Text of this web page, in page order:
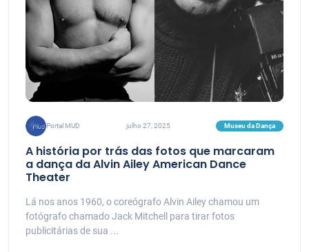
Portal MUD julho 27, 2025 Museu da Dança
A história por trás das fotos que marcaram
a dança da Alvin Ailey American Dance
Theater
Lá nos anos 1960, o coreógrafo Alvin Ailey chamou um
fotógrafo chamado Jack Mitchell para tirar fotos
publicitárias de sua ...